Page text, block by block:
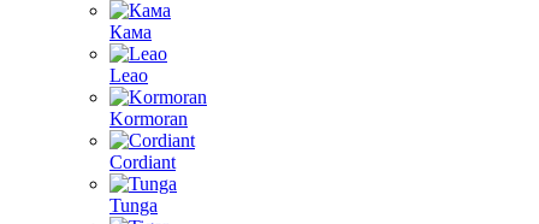
Кама
Leao
Kormoran
Cordiant
Tunga